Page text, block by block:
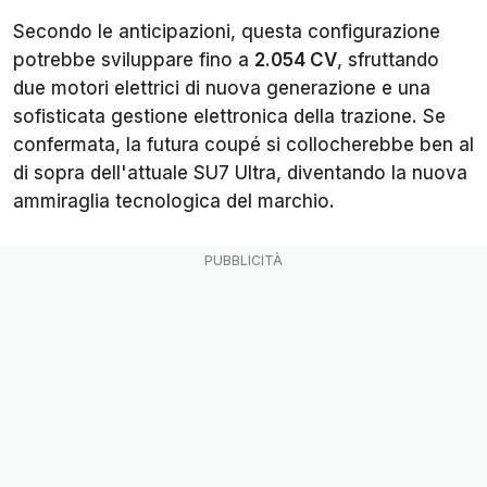
Secondo le anticipazioni, questa configurazione
potrebbe sviluppare fino a 2.054 CV, sfruttando
due motori elettrici di nuova generazione e una
sofisticata gestione elettronica della trazione. Se
confermata, la futura coupé si collocherebbe ben al
di sopra dell'attuale SU7 Ultra, diventando la nuova
ammiraglia tecnologica del marchio.